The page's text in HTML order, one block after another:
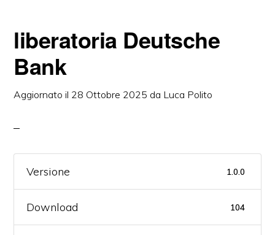
liberatoria Deutsche
Bank​
Aggiornato il 28 Ottobre 2025 da Luca Polito
Versione 1.0.0
Download 104